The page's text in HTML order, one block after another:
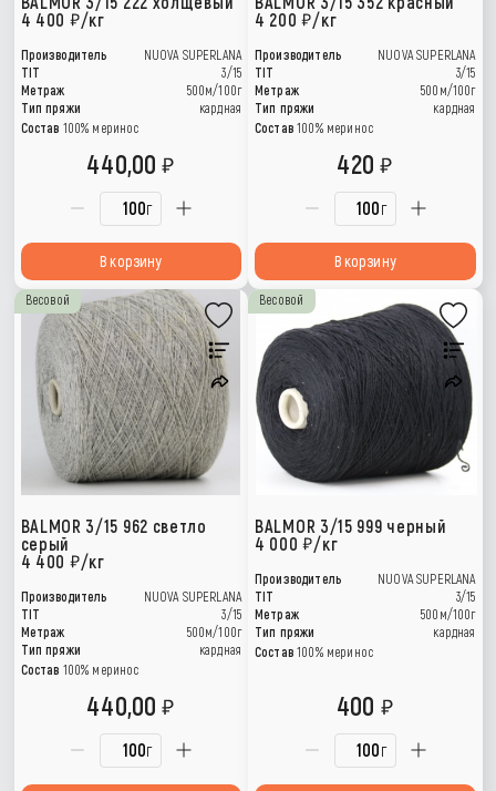
4 400
/кг
Производитель
NUOVA SUPERLANA
TIT
3/15
Метраж
500м/100г
Тип пряжи
кардная
Состав 100% меринос
г
440,00
В корзину
4 200 /кг
Производитель
NUOVA SUPERLANA
TIT
3/15
Метраж
500м/100г
Тип пряжи
кардная
Состав 100% меринос
г
420
В корзину
Весовой
BALMOR 3/15 962 светло
серый
4 400
/кг
Производитель
NUOVA SUPERLANA
TIT
3/15
Метраж
500м/100г
Тип пряжи
кардная
Состав 100% меринос
г
440,00
Весовой
BALMOR 3/15 999 черный
4 000 /кг
Производитель
NUOVA SUPERLANA
TIT
3/15
Метраж
500м/100г
Тип пряжи
кардная
Состав 100% меринос
г
400